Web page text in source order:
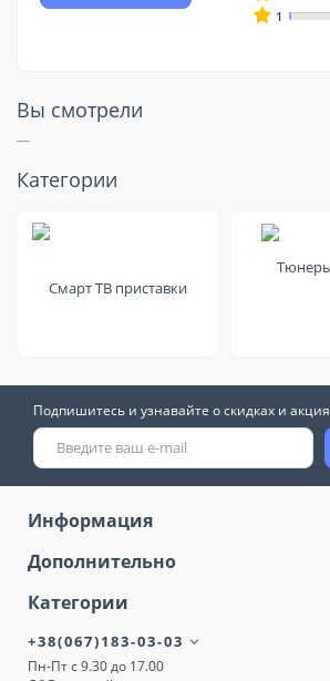
1
Вы смотрели
Посмотрите
еще на это
Категории
Смарт ТВ приставки
Подпишитесь и узнавайте о скидках и
Информация
Дополнительно
Категории
+38(067)183-03-03
Пн-Пт с 9.30 до 17.00